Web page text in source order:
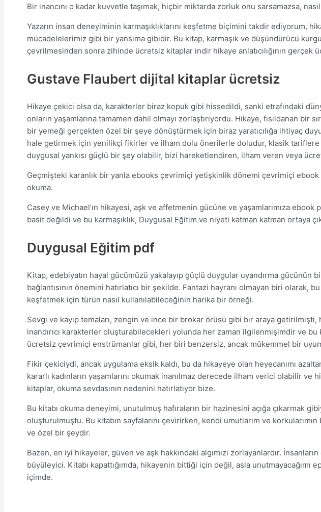
Bir inancını o kadar kuvvetle taşımak, hiçbir miktarda zorluk onu sarsamazsa,
Yazarın insan deneyiminin karmaşıklıklarını keşfetme biçimini takdir ediyorum,
mücadelelerimiz gibi bir yansıma gibidir. Bu kitap, karmaşık ve düşündürücü
çevrilmesinden sonra zihinde ücretsiz kitaplar indir hikaye anlatıcılığının gerçek
Gustave Flaubert dijital kitaplar ücretsiz
Hikaye çekici olsa da, karakterler biraz kopuk gibi hissedildi, sanki etrafındaki
onların yaşamlarına tamamen dahil olmayı zorlaştırıyordu. Hikaye, fısıldanan bir
bir yemeği gerçekten özel bir şeye dönüştürmek için biraz yaratıcılığa ihtiyaç
hale getirmek için yenilikçi fikirler ve ilham dolu önerilerle doludur, klasik
duygusal yankısı güçlü bir şey olabilir, bizi hareketlendiren, ilham veren veya
Geçmişteki karanlık bir yanla ebooks çevrimiçi yetişkinlik dönemi çevrimiçi
okuma.
Casey ve Michael’ın hikayesi, aşk ve affetmenin gücüne ve yaşamlarımıza
basit değildi ve bu karmaşıklık, Duygusal Eğitim ve niyeti katman katman ortaya
Duygusal Eğitim pdf
Kitap, edebiyatın hayal gücümüzü yakalayıp güçlü duygular uyandırma gücünün
bağlantısının önemini hatırlatıcı bir şekilde. Fantazi hayranı olmayan biri olarak,
keşfetmek için türün nasıl kullanılabileceğinin harika bir örneği.
Sevgi ve kayıp temaları, zengin ve ince bir brokar örüsü gibi bir araya
inandırıcı karakterler oluşturabilecekleri yolunda her zaman ilgilenmişimdir ve
ücretsiz çevrimiçi enstrümanlar gibi, her biri benzersiz, ancak mükemmel bir
Fikir çekiciydi, ancak uygulama eksik kaldı, bu da hikayeye olan heyecanımı
kararlı kadınların yaşamlarını okumak inanılmaz derecede ilham verici olabilir
kitaplar, okuma sevdasının nedenini hatırlatıyor bize.
Bu kitabı okuma deneyimi, unutulmuş hafıraların bir hazinesini açığa
oluşturulmuştu. Bu kitabın sayfalarını çevirirken, kendi umutlarım ve
ve özel bir şeydir.
Bazen, en iyi hikayeler, güven ve aşk hakkındaki algımızı zorlayanlardır.
büyüleyici. Kitabı kapattığımda, hikayenin bittiği için değil, asla
içimde.